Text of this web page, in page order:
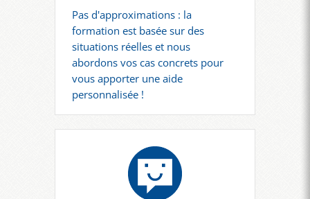
Pas d'approximations : la
formation est basée sur des
situations réelles et nous
abordons vos cas concrets pour
vous apporter une aide
personnalisée !